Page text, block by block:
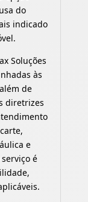
do
indicado
Soluções
às
de
diretrizes
e
é